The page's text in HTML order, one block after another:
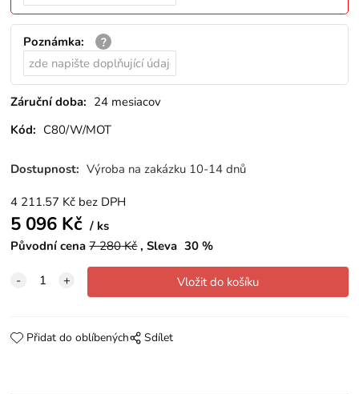
Poznámka:
Záruční doba: 24 mesiacov
Kód: C80/W/MOT
Dostupnost: Výroba na zakázku 10-14 dnů
4 211.57 Kč bez DPH
5 096 Kč
ks
Původní cena 7 280Kč Sleva 30 %
Přidat do oblíbených Sdílet